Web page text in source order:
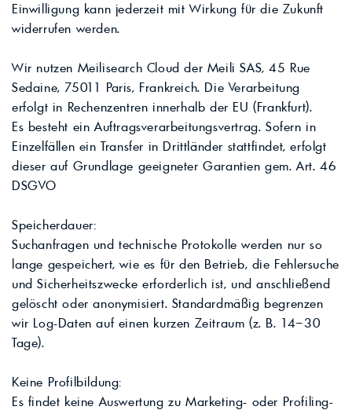
Einwilligung kann jederzeit mit Wirkung für die Zukunft
widerrufen werden.
Wir nutzen Meilisearch Cloud der Meili SAS, 45 Rue
Sedaine, 75011 Paris, Frankreich. Die Verarbeitung
erfolgt in Rechenzentren innerhalb der EU (Frankfurt).
Es besteht ein Auftragsverarbeitungsvertrag. Sofern in
Einzelfällen ein Transfer in Drittländer stattfindet, erfolgt
dieser auf Grundlage geeigneter Garantien gem. Art. 46
DSGVO
Speicherdauer:
Suchanfragen und technische Protokolle werden nur so
lange gespeichert, wie es für den Betrieb, die Fehlersuche
und Sicherheitszwecke erforderlich ist, und anschließend
gelöscht oder anonymisiert. Standardmäßig begrenzen
wir Log-Daten auf einen kurzen Zeitraum (z. B. 14–30
Tage).
Keine Profilbildung:
Es findet keine Auswertung zu Marketing- oder Profiling-